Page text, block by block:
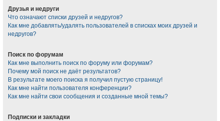
Друзья и недруги
Что означают списки друзей и недругов?
Как мне добавлять/удалять пользователей в списках моих друзей и
недругов?
Поиск по форумам
Как мне выполнить поиск по форуму или форумам?
Почему мой поиск не даёт результатов?
В результате моего поиска я получил пустую страницу!
Как мне найти пользователя конференции?
Как мне найти свои сообщения и созданные мной темы?
Подписки и закладки